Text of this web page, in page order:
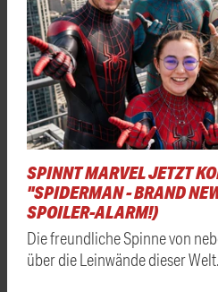
SPINNT MARVEL JETZT
"SPIDERMAN - BRAND
SPOILER-ALARM!)
Die freundliche Spinne von
über die Leinwände dieser